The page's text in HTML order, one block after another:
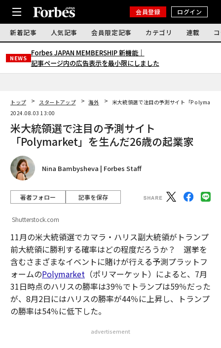
会員登録 ログイン
新着記事 人気記事 会員限定記事 カテゴリ 連載
NEWS
Forbes JAPAN MEMBERSHIP 新機能｜
記事ページ内の広告表示を最小限にしました
トップ スタートアップ 海外
米大統領選で注目の予測サイト「
2024.08.03 13:00
米大統領選で注目の予測サイト
「Polymarket」を生んだ26歳の起業家
Nina Bambysheva | Forbes Staff
著者フォロー 記事を保存
Shutterstock.com
11月の米大統領選でカマラ・ハリス副大統領がトランプ
前大統領に勝利する確率はどの程度だろうか？ 選挙を
含むさまざまなイベントに賭けが行える予測プラットフ
ォームのPolymarket（ポリマーケット）によると、7月
31日時点のハリスの勝率は39％でトランプは59％だった
が、8月2日にはハリスの勝率が44％に上昇し、トランプ
の勝率は54％に低下した。
advertisement